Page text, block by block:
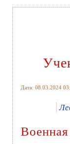
Дата: 08.03.2024